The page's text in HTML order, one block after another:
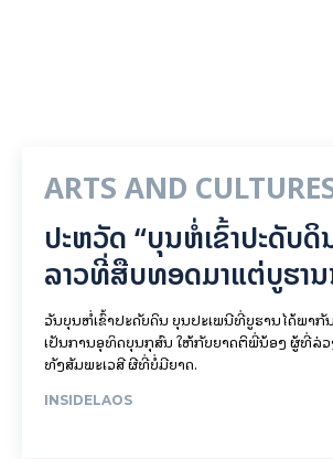
ARTS AND
ປະຫວັດ “ບຸນຫໍ່ເຂົ້າປະດັບດິ
ລາວທີ່ສືບທອດມາແຕ່ບູຮານ
ວັນບຸນຫໍ່ເຂົ້າປະດັບດິນ ບຸນປະເພນີທີ່ບູຮານໄດ້ພາກັ
ເປັນການອຸທິດບຸນກຸສົນ ໃຫ້ກັບຍາດຕິພີ່ນ້ອງ ຜູ້ທີ່ລ່
ທັງສັມພະເວສີ ຜີທີ່ບໍ່ມີຍາດ.
INSIDELAOS